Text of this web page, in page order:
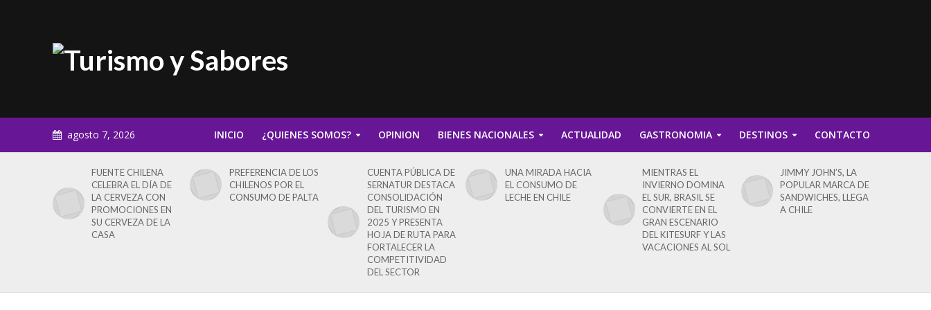
agosto 7, 2026 INICIO ¿QUIENES SOMOS? OPINION BIENES NACIONALES ACTUALIDAD GASTRONOMIA DESTINOS CONTACTO
FUENTE CHILENA
CELEBRA EL DÍA DE
LA CERVEZA CON
PROMOCIONES EN
SU CERVEZA DE LA
CASA
PREFERENCIA DE LOS
CHILENOS POR EL
CONSUMO DE PALTA
CUENTA PÚBLICA DE
SERNATUR DESTACA
CONSOLIDACIÓN
DEL TURISMO EN
2025 Y PRESENTA
HOJA DE RUTA PARA
FORTALECER LA
COMPETITIVIDAD
DEL SECTOR
UNA MIRADA HACIA
EL CONSUMO DE
LECHE EN CHILE
MIENTRAS EL
INVIERNO DOMINA
EL SUR, BRASIL SE
CONVIERTE EN EL
GRAN ESCENARIO
DEL KITESURF Y LAS
VACACIONES AL SOL
JIMMY JOHN’S, LA
POPULAR MARCA DE
SANDWICHES, LLEGA
A CHILE